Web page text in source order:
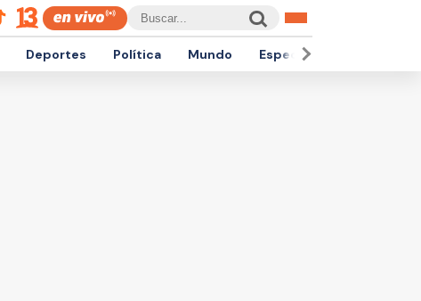
Deportes Política Mundo Espectáculos